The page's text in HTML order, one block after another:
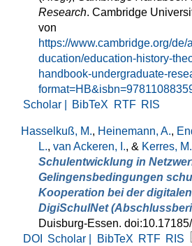
Research. Cambridge
von
https://www.cambridge.org/
ducation/education-history-
handbook-undergraduate-
Scholar |
BibTeX RTF RIS
Hasselkuß, M., Heinemann, A.,
L., van Ackeren, I., & Kerres, M.
Schulentwicklung in
Gelingensbedingungen
Kooperation bei der
DigiSchulNet
Duisburg-Essen.
DOI
Scholar | BibTeX RTF RIS